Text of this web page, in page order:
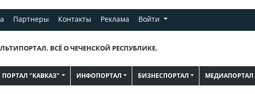
Партнеры Контакты Реклама Войти
ВСЁ О ЧЕЧЕНСКОЙ РЕСПУБЛИКЕ.
ПОРТАЛ "КАВКАЗ" ИНФОПОРТАЛ БИЗНЕСПОРТАЛ МЕДИАПОРТАЛ